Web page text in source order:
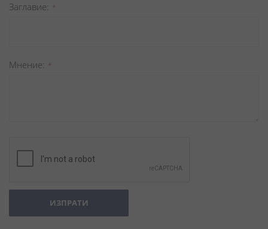
Заглавиe
Мнение
ИЗПРАТИ